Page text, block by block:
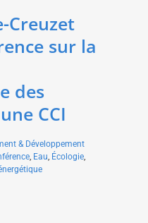
durable
Creuzet
sur la
des
CCI
& Développement
Eau Écologie